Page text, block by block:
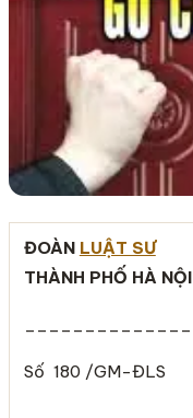
ĐOÀN LUẬT SƯ
THÀNH PHỐ HÀ NỘI
Số 180 /GM-ĐLS